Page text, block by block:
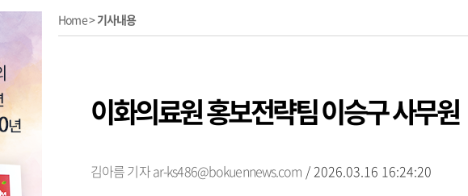
Home>기사내용
이화의료원 홍보전략팀 이승구 사무원
김아름 기자ar-ks486@bokuennews.com / 2026.03.16 16:24:20